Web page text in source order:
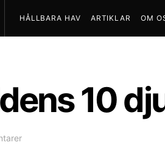
HÅLLBARA HAV ARTIKLAR OM
10